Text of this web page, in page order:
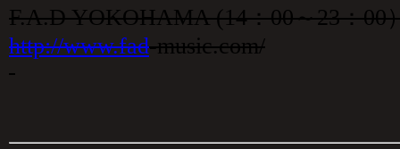
F.A.D YOKOHAMA (14：00～23：00
http://www.fad-music.com/